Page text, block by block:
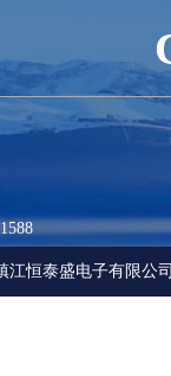
江恒泰盛电子有限公